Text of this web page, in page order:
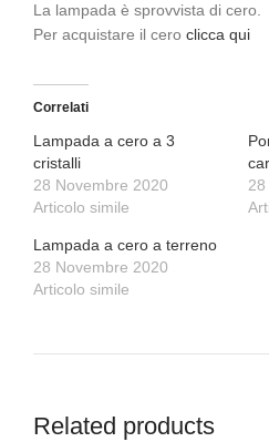
La lampada è sprovvista di cero.
Per acquistare il cero clicca qui
Correlati
Lampada a cero a 3
cristalli
28 Novembre 2020
Articolo simile
28
Lampada a cero a terreno
28 Novembre 2020
Articolo simile
Related products